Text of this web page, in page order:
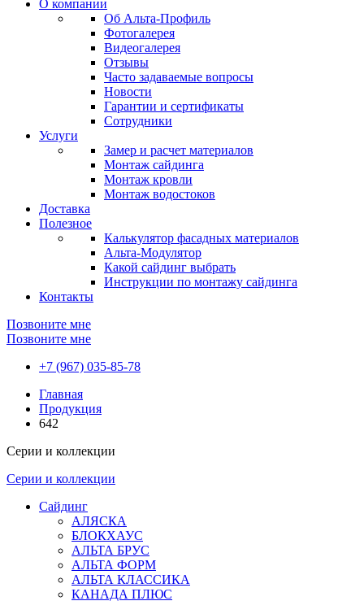
О компании
Об Альта-Профиль
Фотогалерея
Видеогалерея
Отзывы
Часто задаваемые вопросы
Новости
Гарантии и сертификаты
Сотрудники
Услуги
Замер и расчет материалов
Монтаж сайдинга
Монтаж кровли
Монтаж водостоков
Доставка
Полезное
Калькулятор фасадных материалов
Альта-Модулятор
Какой сайдинг выбрать
Инструкции по монтажу сайдинга
Контакты
Позвоните мне
Позвоните мне
+7 (967) 035-85-78
Главная
Продукция
642
Серии и коллекции
Серии и коллекции
Сайдинг
АЛЯСКА
БЛОКХАУС
АЛЬТА БРУС
АЛЬТА ФОРМ
АЛЬТА КЛАССИКА
КАНАДА ПЛЮС